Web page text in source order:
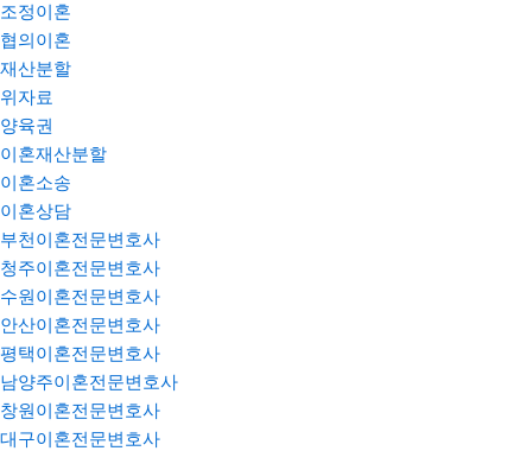
조정이혼
협의이혼
재산분할
위자료
양육권
이혼재산분할
이혼소송
이혼상담
부천이혼전문변호사
청주이혼전문변호사
수원이혼전문변호사
안산이혼전문변호사
평택이혼전문변호사
남양주이혼전문변호사
창원이혼전문변호사
대구이혼전문변호사